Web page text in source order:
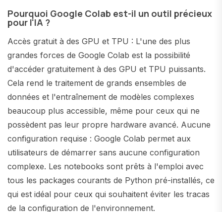
Pourquoi Google Colab est-il un outil précieux
pour l'IA ?
Accès gratuit à des GPU et TPU : L'une des plus
grandes forces de Google Colab est la possibilité
d'accéder gratuitement à des GPU et TPU puissants.
Cela rend le traitement de grands ensembles de
données et l'entraînement de modèles complexes
beaucoup plus accessible, même pour ceux qui ne
possèdent pas leur propre hardware avancé. Aucune
configuration requise : Google Colab permet aux
utilisateurs de démarrer sans aucune configuration
complexe. Les notebooks sont prêts à l'emploi avec
tous les packages courants de Python pré-installés, ce
qui est idéal pour ceux qui souhaitent éviter les tracas
de la configuration de l'environnement.